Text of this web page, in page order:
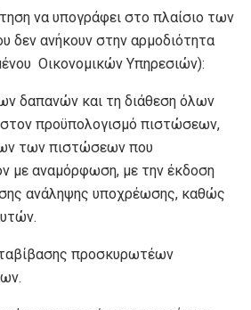
να υπογράφει στο πλαίσιο των
δεν ανήκουν στην αρμοδιότητα
Οικονομικών Υπηρεσιών):
και τη διάθεση όλων
προϋπολογισμό πιστώσεων,
των πιστώσεων που
με αναμόρφωση, με την έκδοση
ανάληψης υποχρέωσης, καθώς
προσκυρωτέων